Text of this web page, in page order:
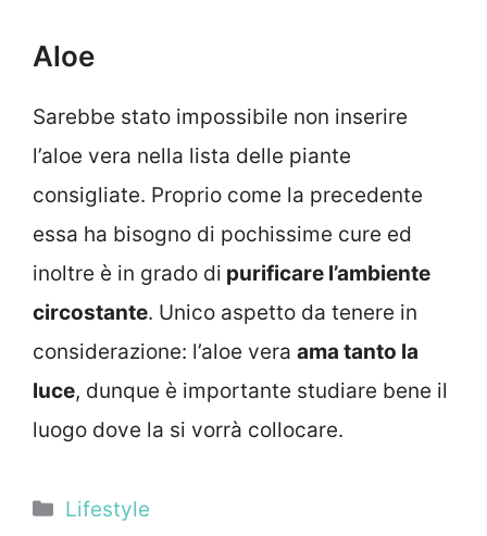
Aloe
Sarebbe stato impossibile non inserire
l’aloe vera nella lista delle piante
consigliate. Proprio come la precedente
essa ha bisogno di pochissime cure ed
inoltre è in grado di purificare l’ambiente
circostante. Unico aspetto da tenere in
considerazione: l’aloe vera ama tanto la
luce, dunque è importante studiare bene il
luogo dove la si vorrà collocare.
Categorie
Lifestyle